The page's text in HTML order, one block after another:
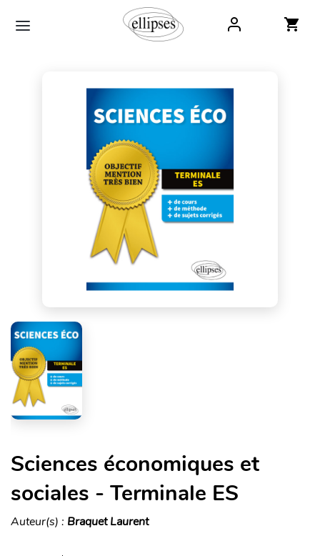
Sciences économiques et
sociales - Terminale ES
Auteur(s) : Braquet Laurent